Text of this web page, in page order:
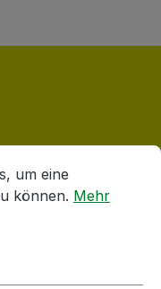
eine bestmögliche
um eine
können. Mehr